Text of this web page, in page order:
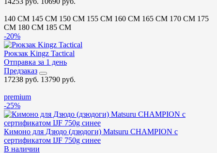
140 CM 145 CM 150 CM 155 CM 160 CM 165 CM 170 CM 175
CM 180 CM 185 CM
-20%
Рюкзак Kingz Tactical
Отправка за 1 день
Предзаказ
17238 руб. 13790 руб.
premium
-25%
Кимоно для Дзюдо (дзюдоги) Matsuru CHAMPION с
сертификатом IJF 750g синее
В наличии